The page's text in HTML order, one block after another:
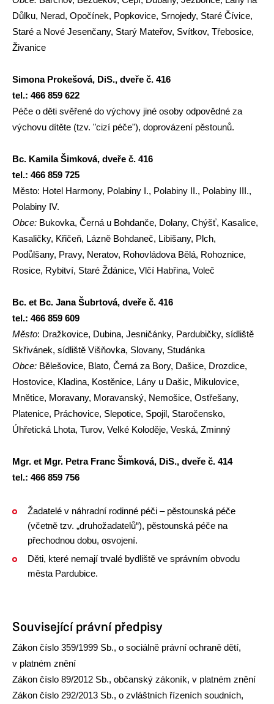
Důlku, Nerad, Opočínek, Popkovice, Srnojedy, Staré Čívice,
Staré a Nové Jesenčany, Starý Mateřov, Svítkov, Třebosice,
Živanice
Simona Prokešová, DiS., dveře č. 416
tel.: 466 859 622
Péče o děti svěřené do výchovy jiné osoby odpovědné za
výchovu dítěte (tzv. "cizí péče"), doprovázení pěstounů.
Bc. Kamila Šimková, dveře č. 416
tel.: 466 859 725
Město: Hotel Harmony, Polabiny I., Polabiny II., Polabiny III.,
Polabiny IV.
Obce: Bukovka, Černá u Bohdanče, Dolany, Chýšť, Kasalice,
Kasaličky, Křičeň, Lázně Bohdaneč, Libišany, Plch,
Podůlšany, Pravy, Neratov, Rohovládova Bělá, Rohoznice,
Rosice, Rybitví, Staré Ždánice, Vlčí Habřina, Voleč
Bc. et Bc. Jana Šubrtová, dveře č. 416
tel.: 466 859 609
Město: Dražkovice, Dubina, Jesničánky, Pardubičky, sídliště
Skřivánek, sídliště Višňovka, Slovany, Studánka
Obce: Bělešovice, Blato, Černá za Bory, Dašice, Drozdice,
Hostovice, Kladina, Kostěnice, Lány u Dašic, Mikulovice,
Mnětice, Moravany, Moravanský, Nemošice, Ostřešany,
Platenice, Práchovice, Slepotice, Spojil, Staročensko,
Úhřetická Lhota, Turov, Velké Koloděje, Veská, Zminný
Mgr. et Mgr. Petra Franc Šimková, DiS., dveře č. 414
tel.: 466 859 756
Žadatelé v náhradní rodinné péči – pěstounská péče
(včetně tzv. „druhožadatelů“), pěstounská péče na
přechodnou dobu, osvojení.
Děti, které nemají trvalé bydliště ve správním obvodu
města Pardubice.
Související právní předpisy
Zákon číslo 359/1999 Sb., o sociálně právní ochraně dětí,
v platném znění
Zákon číslo 89/2012 Sb., občanský zákoník, v platném znění
Zákon číslo 292/2013 Sb., o zvláštních řízeních soudních,